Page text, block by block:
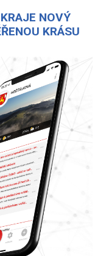
NOVÝ
KRÁSU